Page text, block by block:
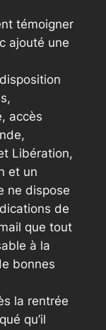
témoigner
ajouté une
accès
,
Libération,
et un
ne dispose
de
que tout
à la
bonnes
la rentrée
qu’il